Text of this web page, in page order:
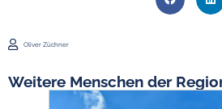
Oliver Züchner
Weitere Menschen der